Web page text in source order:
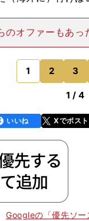
のオファーもあっ
を独走し、昇格
える体を取り戻し
分を作り出して
1 2 3
のページへ
1 / 4
いいね Xでポス
Googleの「優先ソー